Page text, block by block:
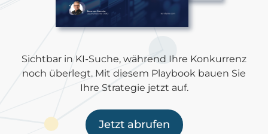
Sichtbar in KI-Suche, während Ihre Konkurrenz
noch überlegt. Mit diesem Playbook bauen Sie
Ihre Strategie jetzt auf.
Jetzt abrufen